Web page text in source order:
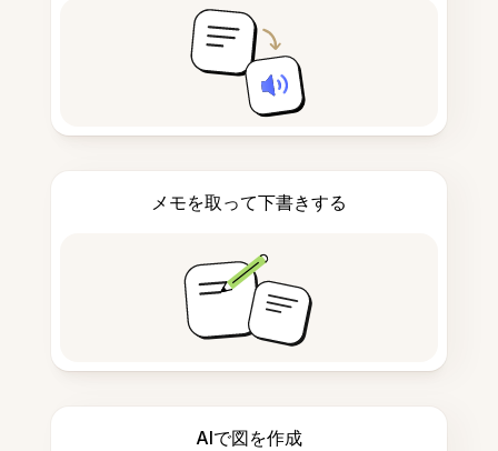
メモを取って下書きする
AIで図を作成